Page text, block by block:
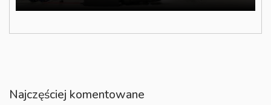
Najczęściej komentowane